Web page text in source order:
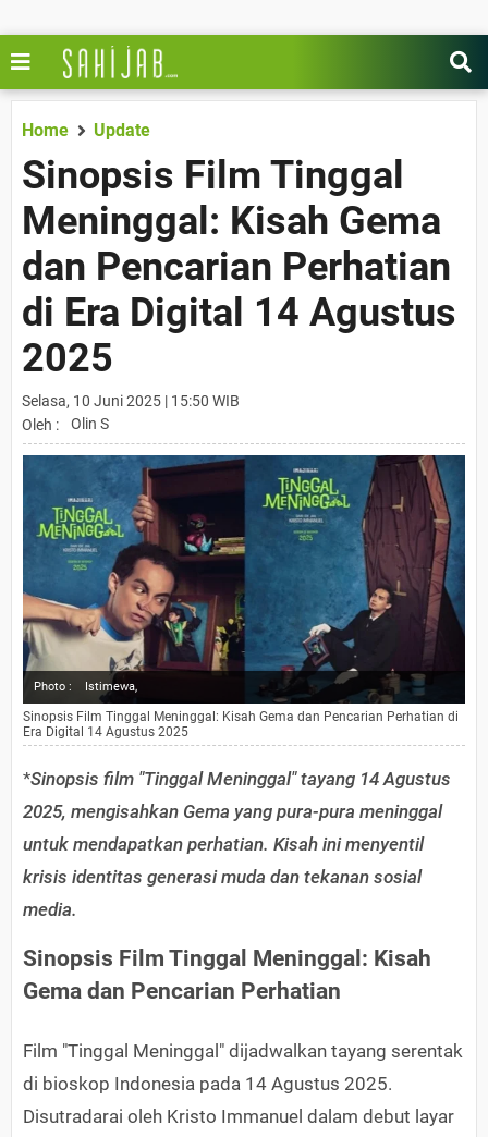
Home Update
Sinopsis Film Tinggal
Meninggal: Kisah Gema
dan Pencarian Perhatian
di Era Digital 14 Agustus
2025
Selasa, 10 Juni 2025 | 15:50 WIB
Oleh :
Olin S
Photo : Istimewa,
Sinopsis Film Tinggal Meninggal: Kisah Gema dan Pencarian Perhatian di
Era Digital 14 Agustus 2025
*Sinopsis film "Tinggal Meninggal" tayang 14 Agustus
2025, mengisahkan Gema yang pura-pura meninggal
untuk mendapatkan perhatian. Kisah ini menyentil
krisis identitas generasi muda dan tekanan sosial
media.
Sinopsis Film Tinggal Meninggal: Kisah
Gema dan Pencarian Perhatian
Film "Tinggal Meninggal" dijadwalkan tayang serentak
di bioskop Indonesia pada 14 Agustus 2025.
Disutradarai oleh Kristo Immanuel dalam debut layar